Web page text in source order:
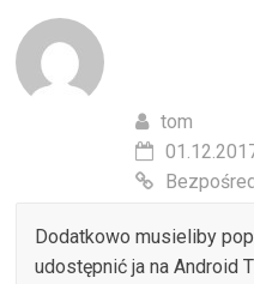
tom
Dodatkowo musieliby
udostępnić ja na Android